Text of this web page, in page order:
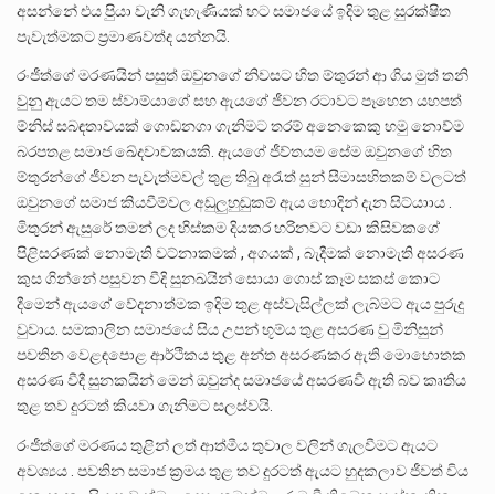
අසන්නේ එය පිුයා වැනි ගැහැණියක් හට සමාජයේ ඉදිම තුළ සුරක්ෂිත
පැවැත්මකට ප්‍රමාණවත්ද යන්නයි.
රංජීත්ගේ මරණයින් පසුත් ඔවුනගේ නිවසට හිත ම්තුරන් ආ ගිය මුත් තනි
වුනු ඇයට තම ස්වාම්යාගේ සහ ඇයගේ ජීවන රටාවට පෑහෙන යහපත්
ම්නිස් සබඳතාවයක් ගොඩනගා ගැනිමට තරම් අනෙකෙකු හමු නොව්ම
බරපතළ සමාජ ⁣⁣ඛේදවාචකයකි. ඇයගේ ජීව්තයම සේම ඔවුනගේ හිත
ම්තුරන්ගේ ජීවන පැවැත්මවල් තුළ තිබු අරැත් සුන් සීමාසහිතකම් වලටත්
ඔවුනගේ සමාජ කියවීම්වල අඩුලුහුඬුකම් ඇය හොදින් දැන සිට්යාාය .
මිතුරන් ඇසුරේ තමන් ලද හිස්කම දියකර හරිනවට වඩා කිසිවකගේ
පිළිසරණක් නොමැති වට්නාකමක් , අගයක් , බැදීමක් නොමැති අසරණ
කුස ගින්නේ පසුවන වීදි සුනඛයින් සොයා ගොස් කෑම සකස් කොට
දීමෙන් ඇයගේ වේදනාත්මක ඉදිම තුළ අස්වැසිල්ලක් ලැබ්මට ඇය පුරුදු
වුවාය. සමකාලින සමාජයේ සිය උපන් භූම්ය තුළ අසරණ වු මිනිසුන්
පවතින වෙළඳපොළ ආර්ථිකය තුළ අන්ත අසරණකර ඇති මොහොතක
අසරණ වීදී සුනකයින් මෙන් ඔවුන්ද සමාජයේ අසරණවී ඇති බව කෘතිය
තුළ තව දුරටත් කියවා ගැනිමට සලස්වයි.
රංජීත්ගේ මරණය තුළින් ලත් ආත්මීය තුවාල වලින් ගැලවීමට ඇයට
අවශ්‍යය . පවතින සමාජ ක්‍රමය තුළ තව දුරටත් ඇයට හුදකලාව ජීවත් විය